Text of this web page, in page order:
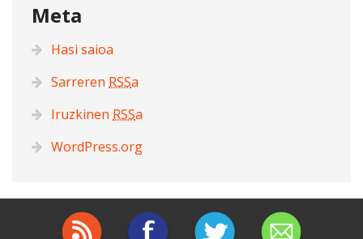
Meta
Hasi saioa
Sarreren RSSa
Iruzkinen RSSa
WordPress.org